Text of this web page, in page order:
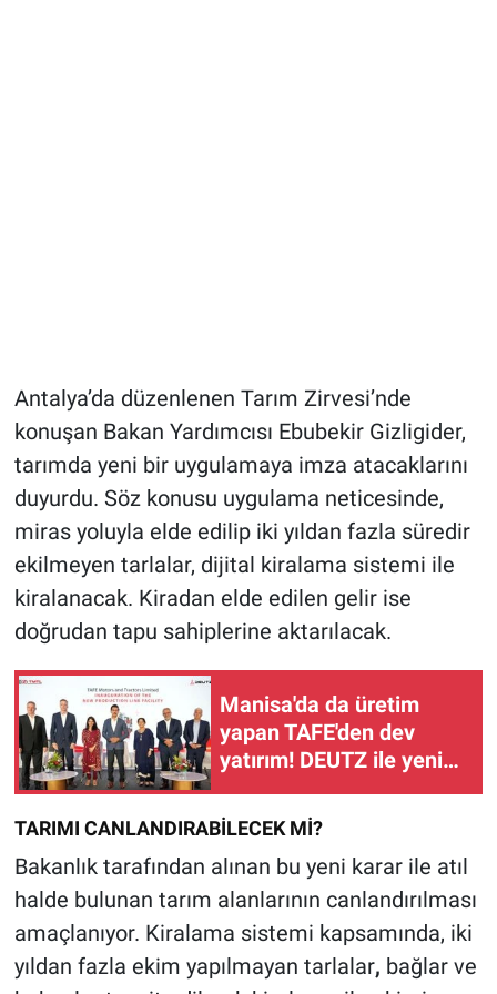
Antalya’da düzenlenen Tarım Zirvesi’nde
konuşan Bakan Yardımcısı Ebubekir Gizligider,
tarımda yeni bir uygulamaya imza atacaklarını
duyurdu. Söz konusu uygulama neticesinde,
miras yoluyla elde edilip iki yıldan fazla süredir
ekilmeyen tarlalar, dijital kiralama sistemi ile
kiralanacak. Kiradan elde edilen gelir ise
doğrudan tapu sahiplerine aktarılacak.
Manisa'da da üretim
yapan TAFE'den dev
yatırım! DEUTZ ile yeni
motor fabrikasını
hizmete açtı
TARIMI CANLANDIRABİLECEK Mİ?
Bakanlık tarafından alınan bu yeni karar ile atıl
halde bulunan tarım alanlarının canlandırılması
amaçlanıyor. Kiralama sistemi kapsamında, iki
yıldan fazla ekim yapılmayan tarlalar, bağlar ve